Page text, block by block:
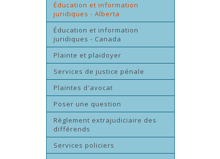
Éducation et information
juridiques - Alberta
Éducation et information
juridiques - Canada
Plainte et plaidoyer
Services de justice pénale
Plaintes d'avocat
Poser une question
Règlement extrajudiciaire des
différends
Services policiers